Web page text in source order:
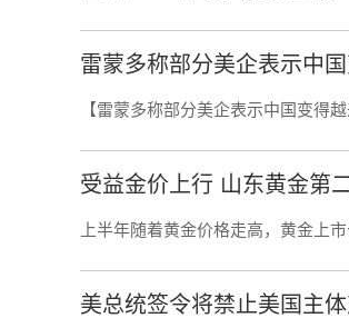
雷蒙多称部分美企表示中
【雷蒙多称部分美企表示中国变得
受益金价上行 山东黄金第
上半年随着黄金价格走高，黄金上
美总统签令将禁止美国主